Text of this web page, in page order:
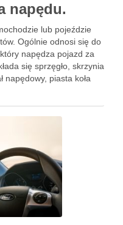
napędu.
lub pojeździe
Ogólnie odnosi się do
napędza pojazd za
się sprzęgło, skrzynia
napędowy, piasta koła
dwumasowe, oraz